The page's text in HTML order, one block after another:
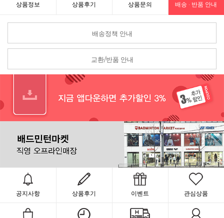
상품정보 상품후기 상품문의 배송 · 반품 안내
배송정책 안내
교환/반품 안내
공지사항 상품후기 이벤트 관심상품